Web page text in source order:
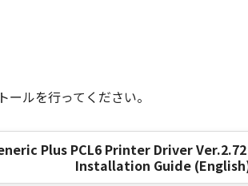
FROM ANY AND ALL LIABILITY
USE.
your acceptance as stated
Upon termination of this Agreement, in
SOFTWARE including any and all
ルを行ってください。
Plus PCL6 Printer Driver
Installation Guide